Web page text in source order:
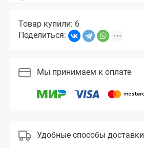
Товар купили: 6
Поделиться:
Мы принимаем к оплате
Удобные способы доставки